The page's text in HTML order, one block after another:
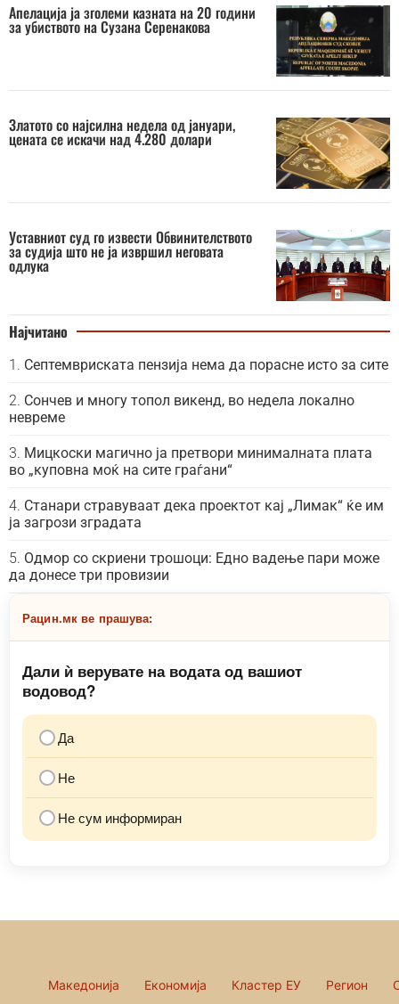
Апелација ја зголеми казната на 20 години
за убиството на Сузана Серенакова
Златото со најсилна недела од јануари,
цената се искачи над 4.280 долари
Уставниот суд го извести Обвинителството
за судија што не ја извршил неговата
одлука
Најчитано
Септемвриската пензија нема да порасне исто за сите
Сончев и многу топол викенд, во недела локално
невреме
Мицкоски магично ја претвори минималната плата
во „куповна моќ на сите граѓани“
Станари стравуваат дека проектот кај „Лимак“ ќе им
ја загрози зградата
Одмор со скриени трошоци: Едно вадење пари може
да донесе три провизии
Рацин.мк ве прашува:
Дали ѝ верувате на водата од вашиот
водовод?
Да
Не
Не сум информиран
Македонија Економија Кластер ЕУ Регион